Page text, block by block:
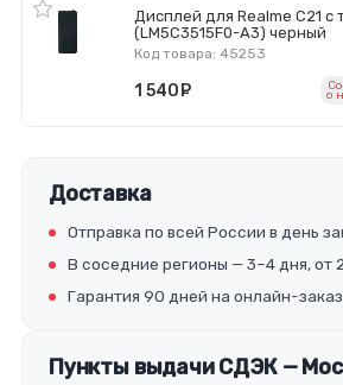
Дисплей для Realme C21 с
(LM5C3515F0-A3) черный
Код товара: 45253
1 540 o
Доставка
Отправка по всей России в день
В соседние регионы — 3–4 дня, от
Гарантия 90 дней на онлайн-
Пункты выдачи СДЭК —